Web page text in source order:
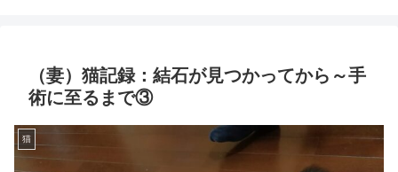
（妻）猫記録：結石が見つかってから～手
術に至るまで③
猫